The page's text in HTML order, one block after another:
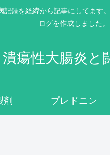
録を経緯から記事にしてま
ログを作成しました。
潰瘍性大腸炎と
剤 プレドニン